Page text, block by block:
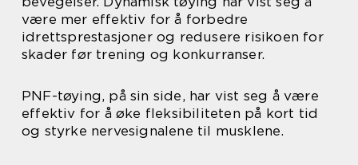
være mer effektiv for å forbedre
idrettsprestasjoner og redusere risikoen for
skader før trening og konkurranser.
PNF-tøying, på sin side, har vist seg å være
effektiv for å øke fleksibiliteten på kort tid
og styrke nervesignalene til musklene.